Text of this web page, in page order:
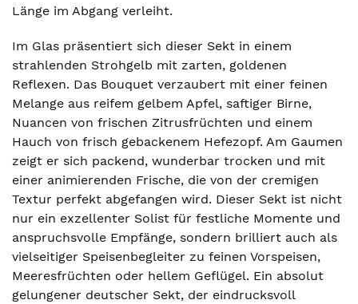
Länge im Abgang verleiht.
Im Glas präsentiert sich dieser Sekt in einem
strahlenden Strohgelb mit zarten, goldenen
Reflexen. Das Bouquet verzaubert mit einer feinen
Melange aus reifem gelbem Apfel, saftiger Birne,
Nuancen von frischen Zitrusfrüchten und einem
Hauch von frisch gebackenem Hefezopf. Am Gaumen
zeigt er sich packend, wunderbar trocken und mit
einer animierenden Frische, die von der cremigen
Textur perfekt abgefangen wird. Dieser Sekt ist nicht
nur ein exzellenter Solist für festliche Momente und
anspruchsvolle Empfänge, sondern brilliert auch als
vielseitiger Speisenbegleiter zu feinen Vorspeisen,
Meeresfrüchten oder hellem Geflügel. Ein absolut
gelungener deutscher Sekt, der eindrucksvoll